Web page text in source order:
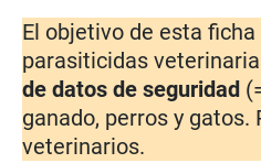
El objetivo de esta
parasiticidas
de datos de seguridad
ganado, perros y
veterinarios.